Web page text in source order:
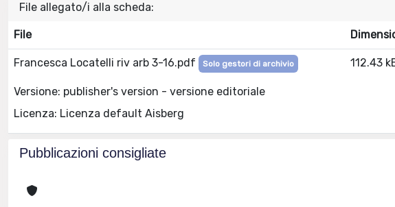
File allegato/i alla scheda:
File
Francesca Locatelli riv arb 3-16.pdf Solo gestori di archivio
Versione: publisher's version - versione editoriale
Licenza: Licenza default Aisberg
112.43
Pubblicazioni consigliate